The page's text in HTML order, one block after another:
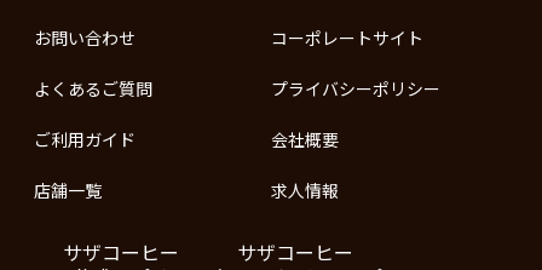
お問い合わせ
よくあるご質問
ご利用ガイド
店舗一覧
コーポレートサイト
プライバシーポリシー
会社概要
求人情報
サザコーヒー
サザコーヒー